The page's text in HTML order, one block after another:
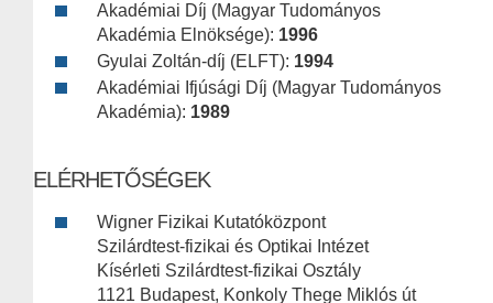
Akadémiai Díj (Magyar Tudományos
Akadémia Elnöksége): 1996
Gyulai Zoltán-díj (ELFT): 1994
Akadémiai Ifjúsági Díj (Magyar Tudományos
Akadémia): 1989
ELÉRHETŐSÉGEK
Wigner Fizikai Kutatóközpont
Szilárdtest-fizikai és Optikai Intézet
Kísérleti Szilárdtest-fizikai Osztály
1121 Budapest, Konkoly Thege Miklós út